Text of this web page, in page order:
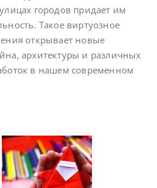
городов придает им
Такое виртуозное
открывает новые
архитектуры и различных
в нашем современном